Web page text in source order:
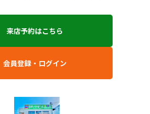
来店予約はこちら
会員登録・ログイン